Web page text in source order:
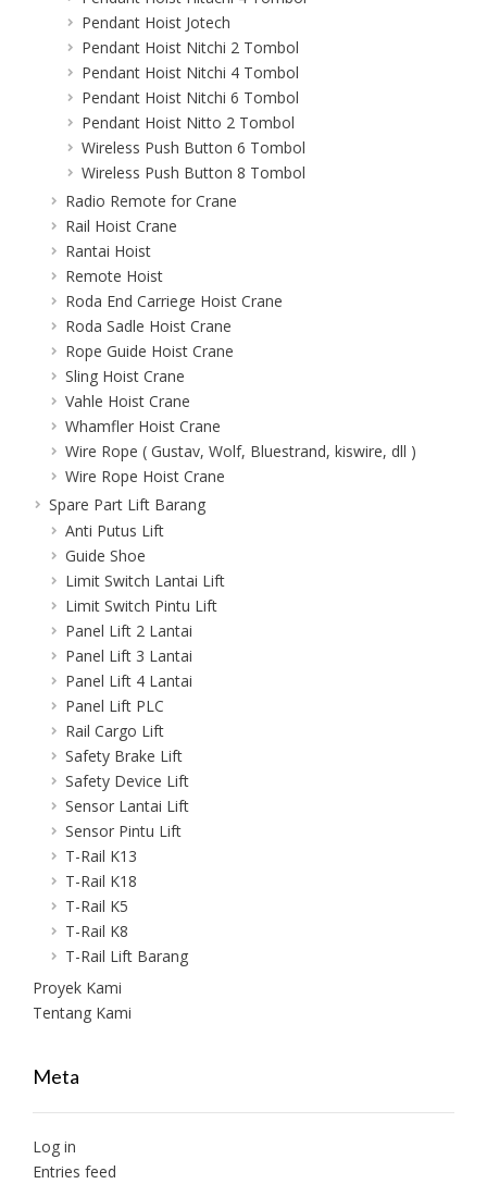
Pendant Hoist Jotech
Pendant Hoist Nitchi 2 Tombol
Pendant Hoist Nitchi 4 Tombol
Pendant Hoist Nitchi 6 Tombol
Pendant Hoist Nitto 2 Tombol
Wireless Push Button 6 Tombol
Wireless Push Button 8 Tombol
Radio Remote for Crane
Rail Hoist Crane
Rantai Hoist
Remote Hoist
Roda End Carriege Hoist Crane
Roda Sadle Hoist Crane
Rope Guide Hoist Crane
Sling Hoist Crane
Vahle Hoist Crane
Whamfler Hoist Crane
Wire Rope ( Gustav, Wolf, Bluestrand, kiswire, dll )
Wire Rope Hoist Crane
Spare Part Lift Barang
Anti Putus Lift
Guide Shoe
Limit Switch Lantai Lift
Limit Switch Pintu Lift
Panel Lift 2 Lantai
Panel Lift 3 Lantai
Panel Lift 4 Lantai
Panel Lift PLC
Rail Cargo Lift
Safety Brake Lift
Safety Device Lift
Sensor Lantai Lift
Sensor Pintu Lift
T-Rail K13
T-Rail K18
T-Rail K5
T-Rail K8
T-Rail Lift Barang
Proyek Kami
Tentang Kami
Meta
Log in
Entries feed